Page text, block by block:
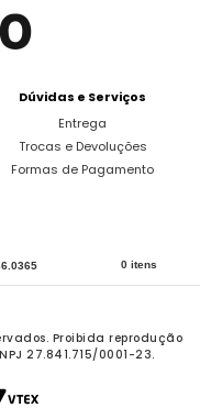
Dúvidas e Serviços
Entrega
Trocas e Devoluções
Formas de Pagamento
0 itens
Proibida reprodução
27.841.715/0001-23.